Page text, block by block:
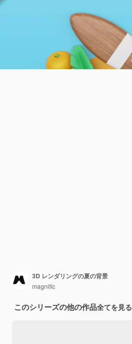
3D レンダリングの夏の背景
magnific
このシリーズの他の作品全てを見る